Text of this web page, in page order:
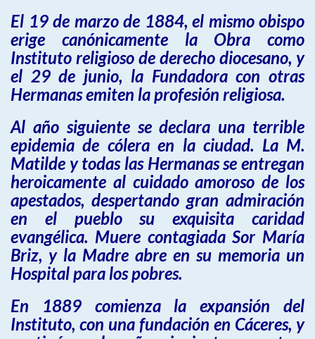
El 19 de marzo de 1884, el mismo obispo
erige canónicamente la Obra como
Instituto religioso de derecho diocesano, y
el 29 de junio, la Fundadora con otras
Hermanas emiten la profesión religiosa.
Al año siguiente se declara una terrible
epidemia de cólera en la ciudad. La M.
Matilde y todas las Hermanas se entregan
heroicamente al cuidado amoroso de los
apestados, despertando gran admiración
en el pueblo su exquisita caridad
evangélica. Muere contagiada Sor María
Briz, y la Madre abre en su memoria un
Hospital para los pobres.
En 1889 comienza la expansión del
Instituto, con una fundación en Cáceres, y